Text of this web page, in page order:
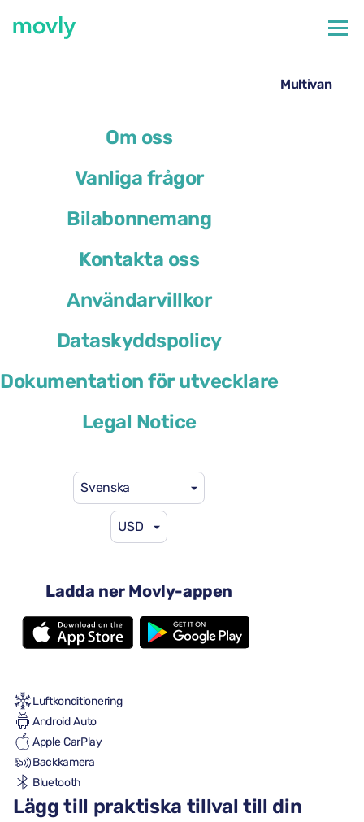
Om oss
Vanliga frågor
Bilabonnemang
Kontakta oss
Användarvillkor
Dataskyddspolicy
Dokumentation för utvecklare
Legal Notice
Svenska
USD
Ladda ner Movly-appen
Hyrbil på Marseilles flygplats – Volkswagen Multivan
Volkswagen Multivan
Automatisk växellåda
7 säten
2 stora resväskor
Luftkonditionering
Android Auto
Apple CarPlay
Backkamera
Bluetooth
Lägg till praktiska tillval till din